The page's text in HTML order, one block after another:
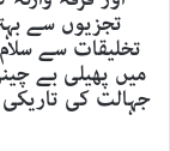
تجزیوں سے
تخلیقات سے
میں پھیلی بے
جہالت کی